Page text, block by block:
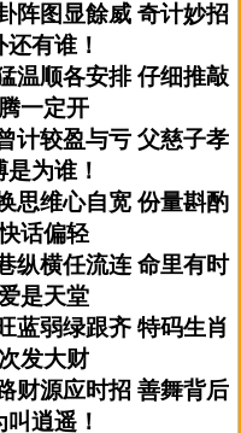
阵图显餘威 奇计妙招
有谁！
温顺各安排 仔细推敲
一定开
计较盈与亏 父慈子孝
为谁！
思维心自宽 份量斟酌
话偏轻
纵横任流连 命里有时
是天堂
蓝弱绿跟齐 特码生肖
发大财
财源应时招 善舞背后
逍遥！